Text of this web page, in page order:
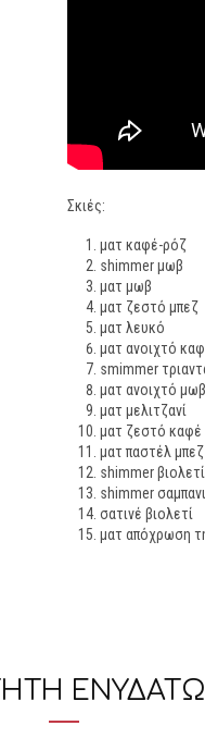
Σκιές:
ματ καφέ-ρόζ
shimmer μωβ
ματ μωβ
ματ ζεστό μπεζ
ματ λευκό
ματ ανοιχτό
smimmer
ματ ανοιχτό μωβ
ματ μελιτζανί
ματ ζεστό καφέ
ματ παστέλ μπεζ
shimmer βιολετί
shimmer
σατινέ βιολετί
ματ απόχρωση